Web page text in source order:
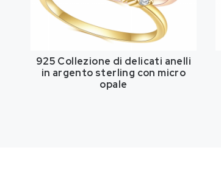
925 Collezione di delicati anelli
in argento sterling con micro
opale